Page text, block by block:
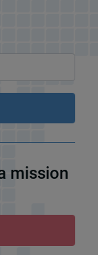
mission